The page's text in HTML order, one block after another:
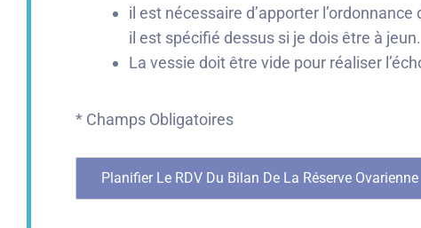
il est nécessaire d’apporter
il est spécifié dessus si je dois être à jeun.
La vessie doit être vide pour réaliser
* Champs Obligatoires